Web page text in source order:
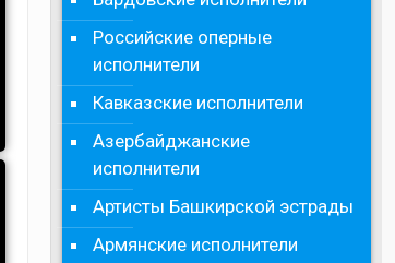
Российские оперные
исполнители
Кавказские исполнители
Азербайджанские
исполнители
Артисты Башкирской эстрады
Армянские исполнители